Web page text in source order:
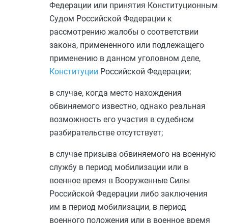
Федерации или принятия Конституционным
Судом Российской Федерации к
рассмотрению жалобы о соответствии
закона, примененного или подлежащего
применению в данном уголовном деле,
Конституции Российской Федерации;
в случае, когда место нахождения
обвиняемого известно, однако реальная
возможность его участия в судебном
разбирательстве отсутствует;
в случае призыва обвиняемого на военную
службу в период мобилизации или в
военное время в Вооруженные Силы
Российской Федерации либо заключения
им в период мобилизации, в период
военного положения или в военное время